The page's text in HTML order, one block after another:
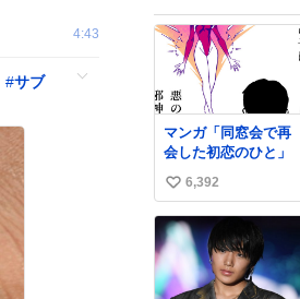
4:43
#サブ
マンガ「同窓会で再
会した初恋のひと」
い
い
ね
6,392